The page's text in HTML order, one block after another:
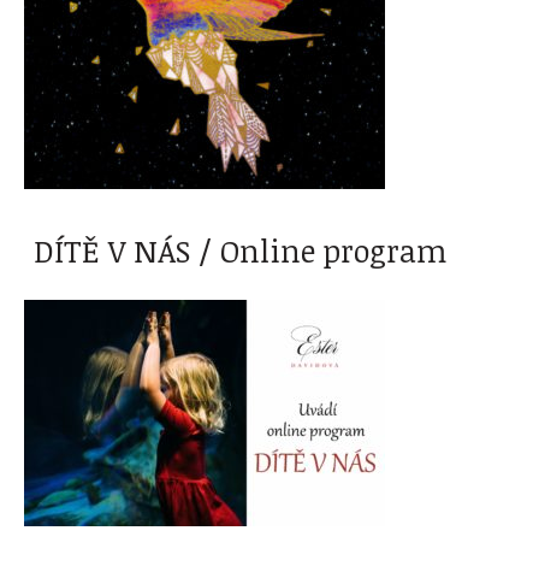
DÍTĚ V NÁS / Online program